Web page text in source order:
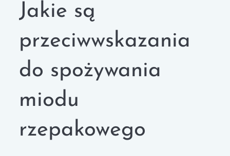
Jakie są
przeciwwskazania
do spożywania
miodu
rzepakowego